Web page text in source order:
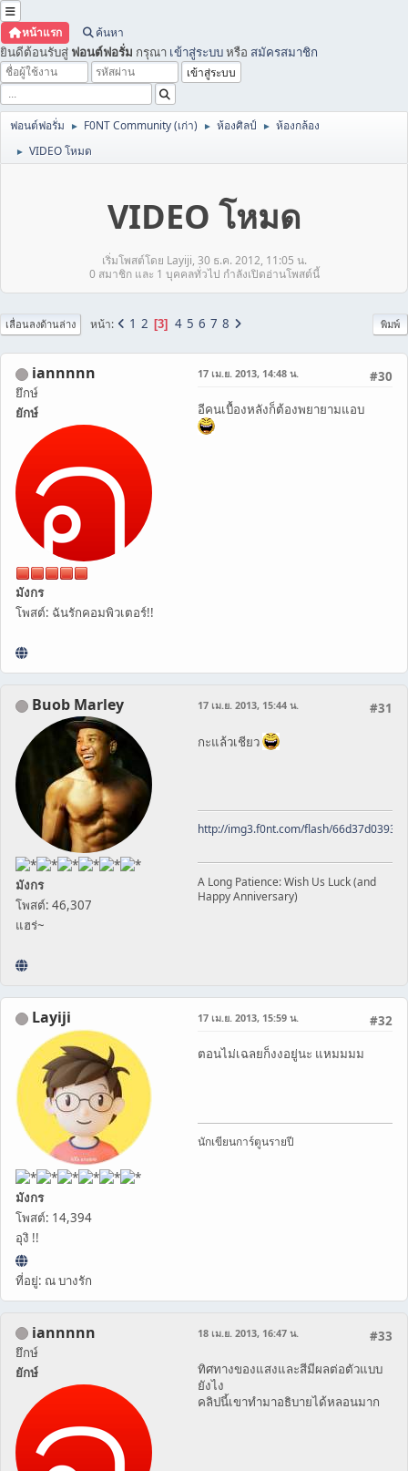
หน้าแรก ค้นหา
ยินดีต้อนรับสู่ ฟอนต์ฟอรั่ม กรุณา เข้าสู่ระบบหรือ สมัครสมาชิก
ฟอนต์ฟอรั่ม ► F0NT Community (เก่า) ► ห้องศิลป์ ► ห้องกล้อง
► VIDEO โหมด
VIDEO โหมด
เริ่มโพสต์โดย Layiji, 30 ธ.ค. 2012, 11:05 น.
0 สมาชิก และ 1 บุคคลทั่วไป กำลังเปิดอ่านโพสต์นี้
พิมพ์
เลื่อนลงด้านล่าง หน้า 1 2 3 4 5 6 7 8
iannnnn
ยึกษ์
ยักษ์
มังกร
โพสต์: ฉันรักคอมพิวเตอร์!!
#30
17 เม.ย. 2013, 14:48 น.
อีคนเบื้องหลังก็ต้องพยายามแอบ
Buob Marley
มังกร
โพสต์: 46,307
แฮร่~
#31
17 เม.ย. 2013, 15:44 น.
กะแล้วเชียว
http://img3.f0nt.com/flash/
A Long Patience: Wish Us Luck (and
Happy Anniversary)
Layiji
มังกร
โพสต์: 14,394
อุงิ !!
ที่อยู่: ณ บางรัก
#32
17 เม.ย. 2013, 15:59 น.
ตอนไม่เฉลยก็งงอยู่นะ แหมมมม
นักเขียนการ์ตูนรายปี
iannnnn
ยึกษ์
ยักษ์
#33
18 เม.ย. 2013, 16:47 น.
ทิศทางของแสงและสีมีผลต่อตัวแบบ
ยังไง
คลิปนี้เขาทำมาอธิบายได้หลอนมาก